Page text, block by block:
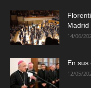
Madrid
14/06/
En sus
12/05/